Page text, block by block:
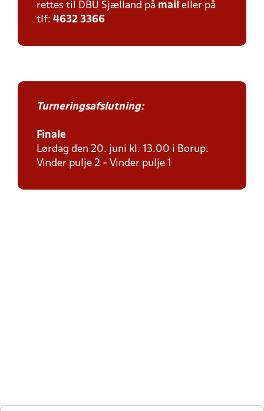
rettes til DBU Sjælland på mail eller på
tlf: 4632 3366
Turneringsafslutning:
Finale
Lørdag den 20. juni kl. 13.00 i Borup.
Vinder pulje 2 - Vinder pulje 1